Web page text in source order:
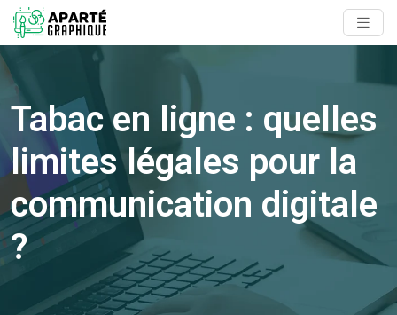
Tabac en ligne : quelles
limites légales pour la
communication digitale
?